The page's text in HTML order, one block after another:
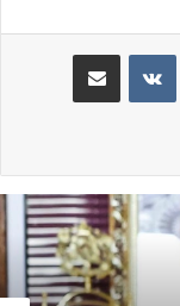
مشاركة عبر البريد